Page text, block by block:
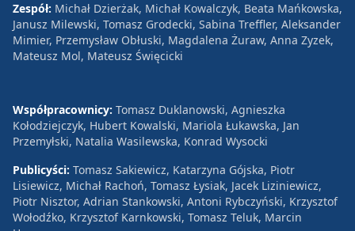
Zespół: Michał Dzierżak, Michał Kowalczyk, Beata Mańkowska,
Janusz Milewski, Tomasz Grodecki, Sabina Treffler, Aleksander
Mimier, Przemysław Obłuski, Magdalena Żuraw, Anna Zyzek,
Mateusz Mol, Mateusz Święcicki
Współpracownicy: Tomasz Duklanowski, Agnieszka
Kołodziejczyk, Hubert Kowalski, Mariola Łukawska, Jan
Przemyłski, Natalia Wasilewska, Konrad Wysocki
Publicyści: Tomasz Sakiewicz, Katarzyna Gójska, Piotr
Lisiewicz, Michał Rachoń, Tomasz Łysiak, Jacek Liziniewicz,
Piotr Nisztor, Adrian Stankowski, Antoni Rybczyński, Krzysztof
Wołodźko, Krzysztof Karnkowski, Tomasz Teluk, Marcin